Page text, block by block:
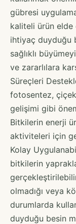
gübresi
kaliteli ürün elde
ihtiyaç duyduğu
sağlıklı
ve zararlılara
Süreçleri
fotosentez,
gelişimi gibi
Bitkilerin enerji
aktiviteleri için
Kolay
bitkilerin
olmadığı veya
durumlarda
duyduğu besin